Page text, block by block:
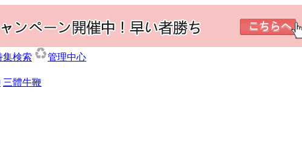
集検索
管理中心
三體牛鞭